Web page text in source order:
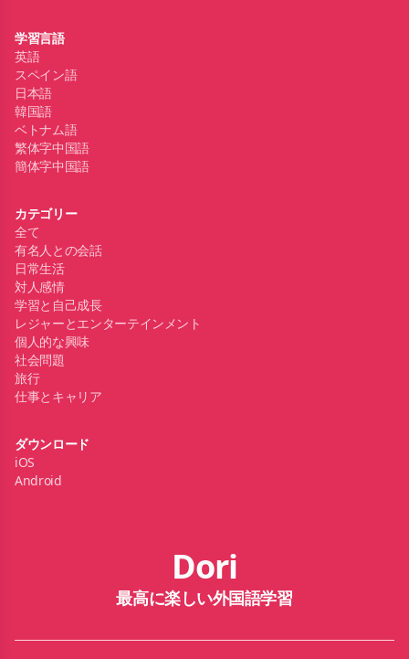
学習言語
英語
スペイン語
日本語
韓国語
ベトナム語
繁体字中国語
簡体字中国語
カテゴリー
全て
有名人との会話
日常生活
対人感情
学習と自己成長
レジャーとエンターテインメント
個人的な興味
社会問題
旅行
仕事とキャリア
ダウンロード
iOS
Android
Dori
最高に楽しい外国語学習